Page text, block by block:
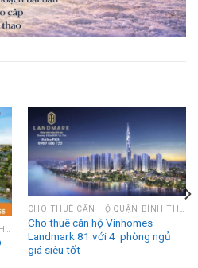
Cho thuê căn hộ Vinhomes
Landmark 81 với 4 phòng ngủ
giá siêu tốt